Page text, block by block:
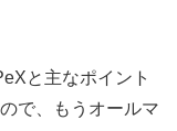
と主なポイント
で、もうオールマ